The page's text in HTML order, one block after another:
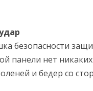
безопасности
панели нет
и бедер со